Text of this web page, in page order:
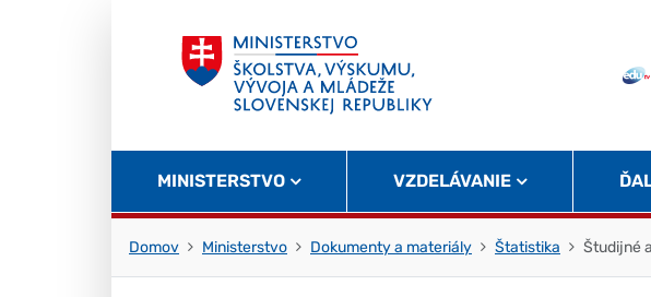
MINISTERSTVO VZDELÁVANIE
Domov Ministerstvo Dokumenty a materiály Štatistika Študijné